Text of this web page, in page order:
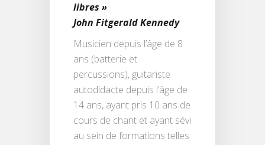
libres »
John Fitgerald Kennedy
Musicien depuis l’âge de 8
ans (batterie et
percussions), guitariste
autodidacte depuis l’âge de
14 ans, ayant pris 10 ans de
cours de chant et ayant sévi
au sein de formations telles